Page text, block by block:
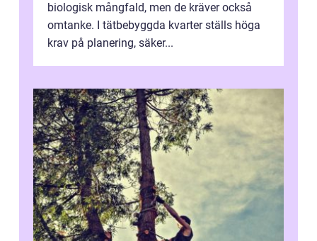
biologisk mångfald, men de kräver också
omtanke. I tätbebyggda kvarter ställs höga
krav på planering, säker...